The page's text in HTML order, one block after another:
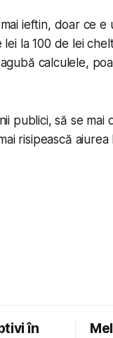
ieftin, doar ce
la 100 de lei
calculele,
publici, să se mai
risipească
în